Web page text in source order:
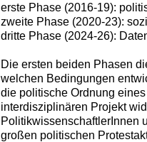
erste Phase (2016-19):
zweite Phase (2020-23):
dritte Phase (2024-26):
Die ersten beiden Phasen
welchen Bedingungen
die politische Ordnung
interdisziplinären Projekt
PolitikwissenschaftlerInnen
großen politischen